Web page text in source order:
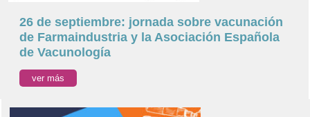
26 de septiembre: jornada sobre vacunación
de Farmaindustria y la Asociación Española
de Vacunología
ver más